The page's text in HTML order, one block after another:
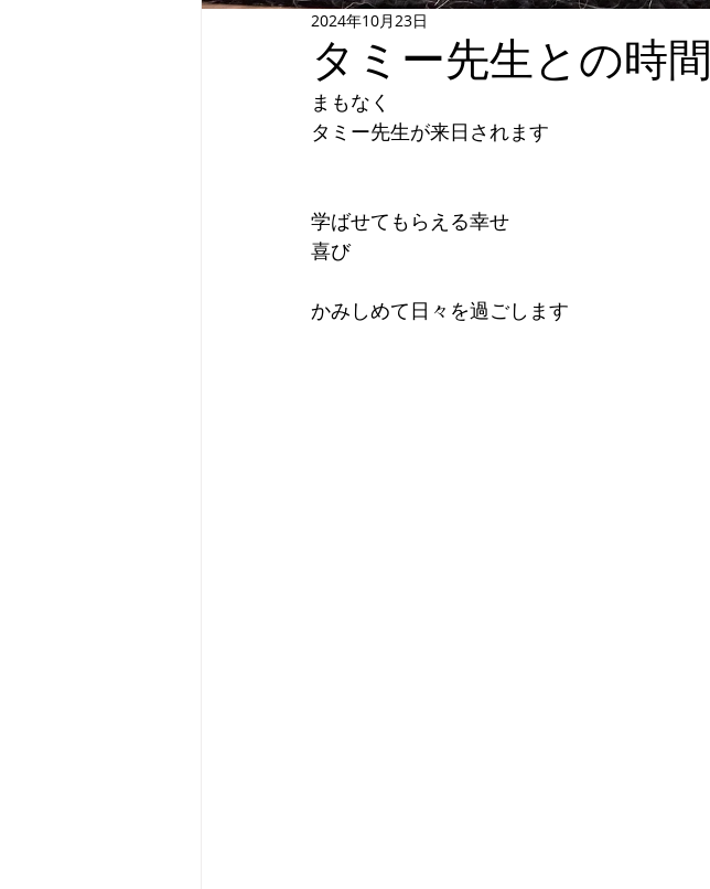
タミー先生との時間
2024年10月23日
まもなく
タミー先生が来日されます
学ばせてもらえる幸せ
喜び
かみしめて日々を過ごします